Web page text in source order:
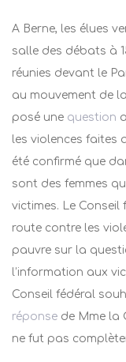
A Berne, les élues
salle des débats à
réunies devant le
au mouvement de
posé une question
les violences faites
été confirmé que
sont des femmes
victimes. Le
route contre les
pauvre sur la
l’information aux
Conseil fédéral
réponse de Mme la
ne fut pas